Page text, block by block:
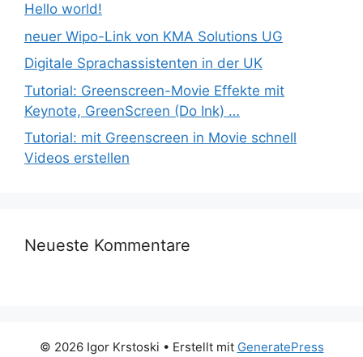
Hello world!
neuer Wipo-Link von KMA Solutions UG
Digitale Sprachassistenten in der UK
Tutorial: Greenscreen-Movie Effekte mit
Keynote, GreenScreen (Do Ink) …
Tutorial: mit Greenscreen in Movie schnell
Videos erstellen
Neueste Kommentare
© 2026 Igor Krstoski • Erstellt mit GeneratePress